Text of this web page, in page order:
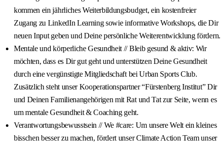
kommen ein jährliches Weiterbildungsbudget, ein kostenfreier
Zugang zu LinkedIn Learning sowie informative Workshops, die Dir
neuen Input geben und Deine persönliche Weiterentwicklung fördern.
Mentale und körperliche Gesundheit // Bleib gesund & aktiv: Wir
möchten, dass es Dir gut geht und unterstützen Deine Gesundheit
durch eine vergünstigte Mitgliedschaft bei Urban Sports Club.
Zusätzlich steht unser Kooperationspartner “Fürstenberg Institut” Dir
und Deinen Familienangehörigen mit Rat und Tat zur Seite, wenn es
um mentale Gesundheit & Coaching geht.
Verantwortungsbewusstsein // We #care: Um unsere Welt ein kleines
bisschen besser zu machen, fördert unser Climate Action Team unser